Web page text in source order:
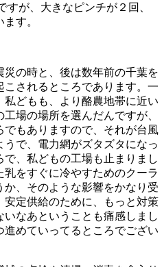
が、大きなピンチが２回、
す。
の時と、後は数年前の千葉を
されるところであります。一
どもも、より酪農地帯に近い
場の場所を選んだんですが、
でもありますので、それが台風
で、電力網がズタズタになっ
、私どもの工場も止まりまし
をすぐに冷やすためのクーラ
、そのような影響をかなり受
定供給のために、もっと対策
なあということも痛感しまし
めていってるところでござい